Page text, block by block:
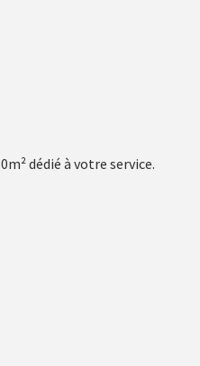
dédié à votre service.